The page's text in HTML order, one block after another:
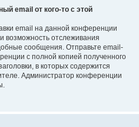
email от кого-то с этой
email на данной конференции
возможность отслеживания
сообщения. Отправьте email-
с полной копией полученного
в которых содержится
Администратор конференции